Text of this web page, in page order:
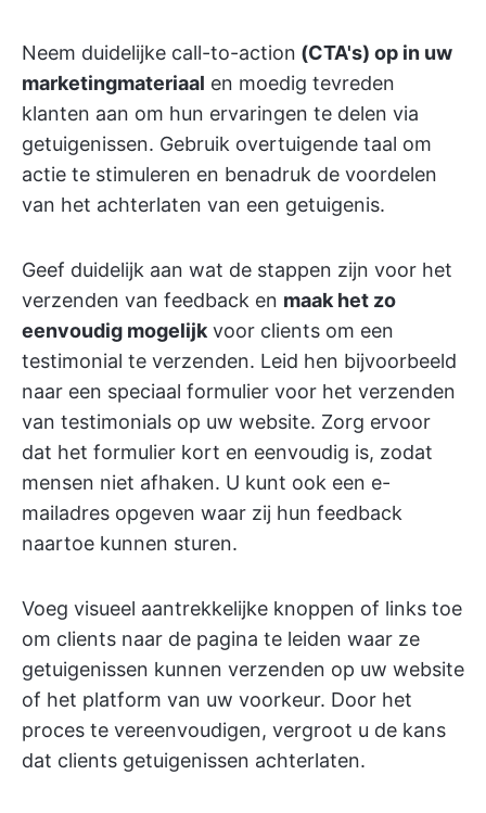
Neem duidelijke call-to-action (CTA's) op in uw
marketingmateriaal en moedig tevreden
klanten aan om hun ervaringen te delen via
getuigenissen. Gebruik overtuigende taal om
actie te stimuleren en benadruk de voordelen
van het achterlaten van een getuigenis.
Geef duidelijk aan wat de stappen zijn voor het
verzenden van feedback en maak het zo
eenvoudig mogelijk voor clients om een
testimonial te verzenden. Leid hen bijvoorbeeld
naar een speciaal formulier voor het verzenden
van testimonials op uw website. Zorg ervoor
dat het formulier kort en eenvoudig is, zodat
mensen niet afhaken. U kunt ook een e-
mailadres opgeven waar zij hun feedback
naartoe kunnen sturen.
Voeg visueel aantrekkelijke knoppen of links toe
om clients naar de pagina te leiden waar ze
getuigenissen kunnen verzenden op uw website
of het platform van uw voorkeur. Door het
proces te vereenvoudigen, vergroot u de kans
dat clients getuigenissen achterlaten.